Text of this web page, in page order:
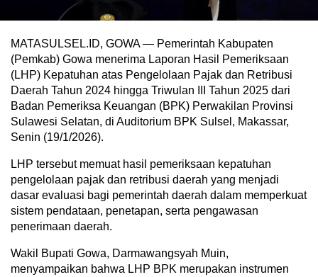
MATASULSEL.ID, GOWA — Pemerintah Kabupaten
(Pemkab) Gowa menerima Laporan Hasil Pemeriksaan
(LHP) Kepatuhan atas Pengelolaan Pajak dan Retribusi
Daerah Tahun 2024 hingga Triwulan III Tahun 2025 dari
Badan Pemeriksa Keuangan (BPK) Perwakilan Provinsi
Sulawesi Selatan, di Auditorium BPK Sulsel, Makassar,
Senin (19/1/2026).
LHP tersebut memuat hasil pemeriksaan kepatuhan
pengelolaan pajak dan retribusi daerah yang menjadi
dasar evaluasi bagi pemerintah daerah dalam memperkuat
sistem pendataan, penetapan, serta pengawasan
penerimaan daerah.
Wakil Bupati Gowa, Darmawangsyah Muin,
menyampaikan bahwa LHP BPK merupakan instrumen